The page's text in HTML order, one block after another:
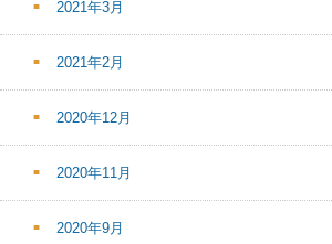
2021年3月
2021年2月
2020年12月
2020年11月
2020年9月